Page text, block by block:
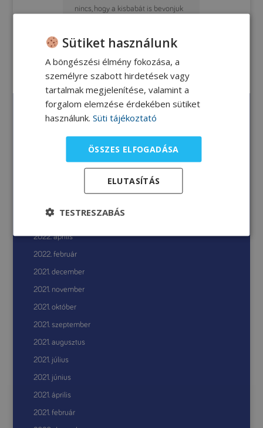
nincs, hogy a kisbabát is bevonjuk
alakításában nyújtunk segítséget
és egy...
Archívum
2022. december
2022. június
2022. április
2022. február
2021. december
2021. november
2021. október
2021. szeptember
2021. augusztus
2021. július
2021. június
2021. április
2021. február
Sütiket használunk
A böngészési élmény fokozása, a
személyre szabott hirdetések vagy
tartalmak megjelenítése, valamint a
forgalom elemzése érdekében sütiket
használunk. Süti tájékoztató
ÖSSZES ELFOGADÁSA
ELUTASÍTÁS
TESTRESZABÁS